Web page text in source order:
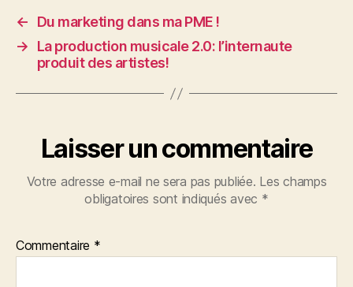
←
Du marketing dans ma PME !
→
La production musicale 2.0: l’internaute
produit des artistes!
Laisser un commentaire
Votre adresse e-mail ne sera pas publiée. Les champs
obligatoires sont indiqués avec *
Commentaire *